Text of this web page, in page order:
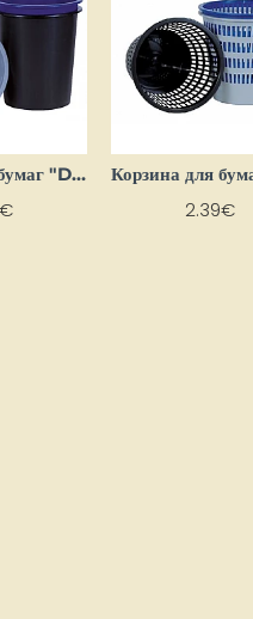
Корзина для бумаг "Donau", 16 л
2.39€